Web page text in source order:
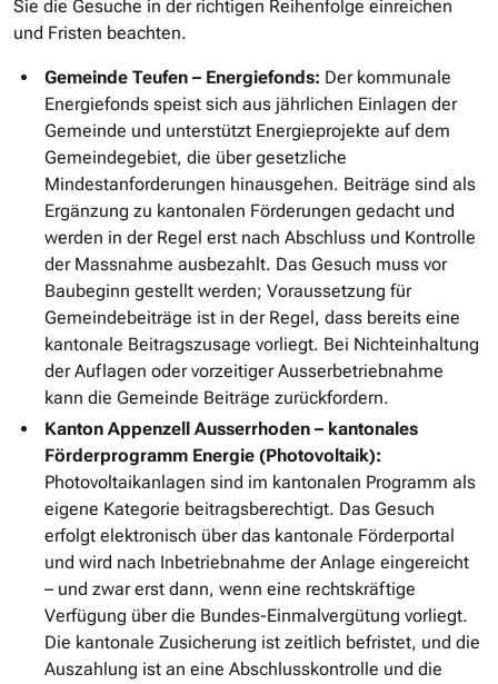
Sie die Gesuche in der richtigen Reihenfolge einreichen
und Fristen beachten.
Gemeinde Teufen – Energiefonds: Der kommunale
Energiefonds speist sich aus jährlichen Einlagen der
Gemeinde und unterstützt Energieprojekte auf dem
Gemeindegebiet, die über gesetzliche
Mindestanforderungen hinausgehen. Beiträge sind als
Ergänzung zu kantonalen Förderungen gedacht und
werden in der Regel erst nach Abschluss und Kontrolle
der Massnahme ausbezahlt. Das Gesuch muss vor
Baubeginn gestellt werden; Voraussetzung für
Gemeindebeiträge ist in der Regel, dass bereits eine
kantonale Beitragszusage vorliegt. Bei Nichteinhaltung
der Auflagen oder vorzeitiger Ausserbetriebnahme
kann die Gemeinde Beiträge zurückfordern.
Kanton Appenzell Ausserrhoden – kantonales
Förderprogramm Energie (Photovoltaik):
Photovoltaikanlagen sind im kantonalen Programm als
eigene Kategorie beitragsberechtigt. Das Gesuch
erfolgt elektronisch über das kantonale Förderportal
und wird nach Inbetriebnahme der Anlage eingereicht
– und zwar erst dann, wenn eine rechtskräftige
Verfügung über die Bundes-Einmalvergütung vorliegt.
Die kantonale Zusicherung ist zeitlich befristet, und die
Auszahlung ist an eine Abschlusskontrolle und die